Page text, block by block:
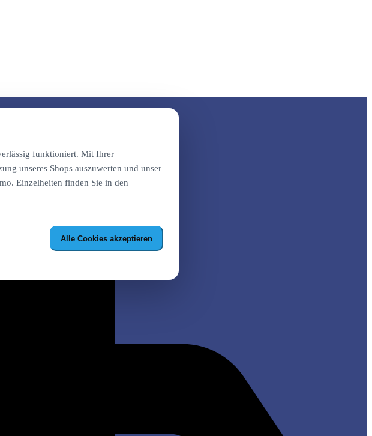
funktioniert. Mit Ihrer
unseres Shops auszuwerten und unser
Einzelheiten finden Sie in den
Alle Cookies akzeptieren